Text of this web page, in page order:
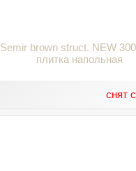
Semir brown struct. NEW
плитка напольная
снят